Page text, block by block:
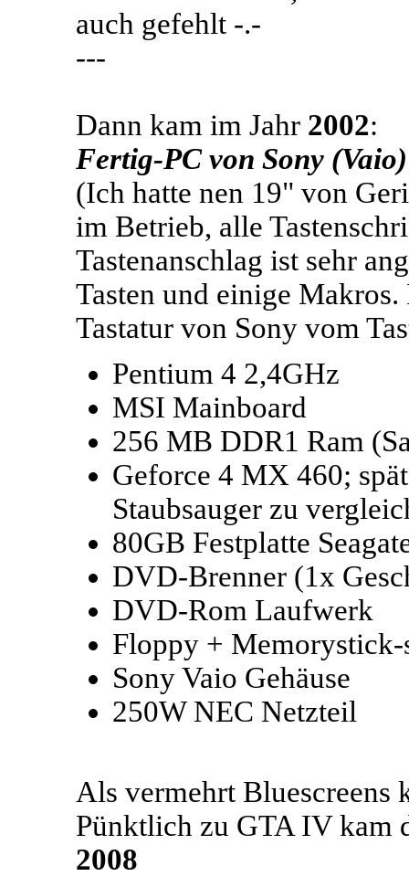
auch gefehlt -.-
---
Dann kam im Jahr 2002:
Fertig-PC von Sony (Vaio)
(Ich hatte nen 19" von
im Betrieb, alle
Tastenanschlag ist sehr
Tasten und einige
Tastatur von Sony vom
Pentium 4 2,4GHz
MSI Mainboard
256 MB DDR1 Ram
Geforce 4 MX 460;
Staubsauger zu
80GB Festplatte
DVD-Brenner (1x
DVD-Rom Laufwerk
Floppy +
Sony Vaio Gehäuse
250W NEC Netzteil
Als vermehrt Bluescreens
Pünktlich zu GTA IV kam
2008